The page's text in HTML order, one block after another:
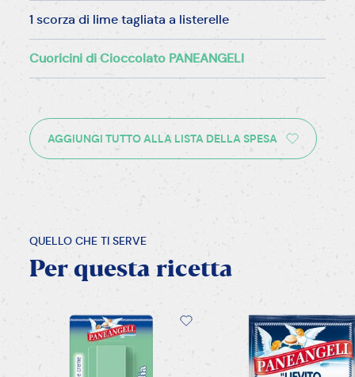
1 scorza di lime tagliata a listerelle
Cuoricini di Cioccolato PANEANGELI
AGGIUNGI TUTTO ALLA LISTA DELLA SPESA
QUELLO CHE TI SERVE
Per questa ricetta